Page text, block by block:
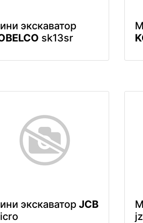
экскаватор
sk13sr
экскаватор JCB